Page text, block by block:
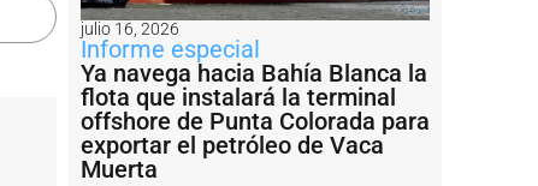
julio 16, 2026
Informe especial
Ya navega hacia Bahía Blanca la
flota que instalará la terminal
offshore de Punta Colorada para
exportar el petróleo de Vaca
Muerta